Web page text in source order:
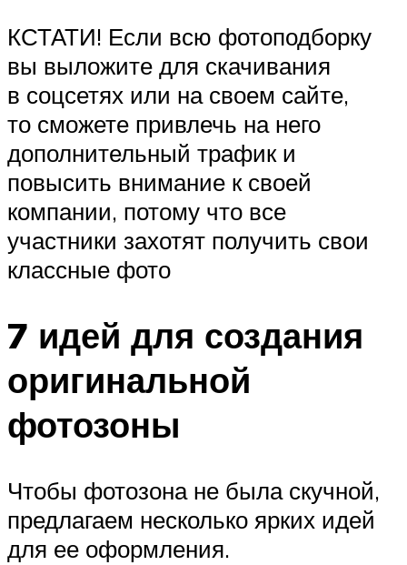
КСТАТИ! Если всю фотоподборку
вы выложите для скачивания
в соцсетях или на своем сайте,
то сможете привлечь на него
дополнительный трафик и
повысить внимание к своей
компании, потому что все
участники захотят получить свои
классные фото
7 идей для создания
оригинальной
фотозоны
Чтобы фотозона не была скучной,
предлагаем несколько ярких идей
для ее оформления.